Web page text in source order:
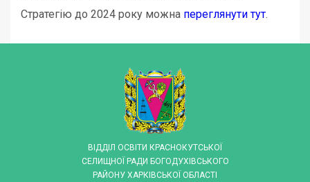
Стратегію до 2024 року можна переглянути тут.
ВІДДІЛ ОСВІТИ КРАСНОКУТСЬКОЇ
СЕЛИЩНОЇ РАДИ БОГОДУХІВСЬКОГО
РАЙОНУ ХАРКІВСЬКОЇ ОБЛАСТІ